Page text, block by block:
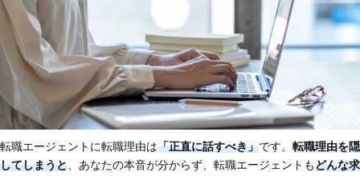
転職エージェントに転職理由は「正直に話すべき」です。 転職理由を隠
してしまうと 、あなたの本音が分からず、転職エージェントもどんな求